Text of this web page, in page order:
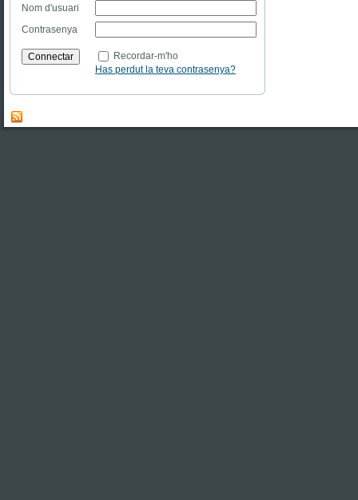
Nom d'usuari
Contrasenya
Recordar-m'ho
Has perdut la teva contrasenya?